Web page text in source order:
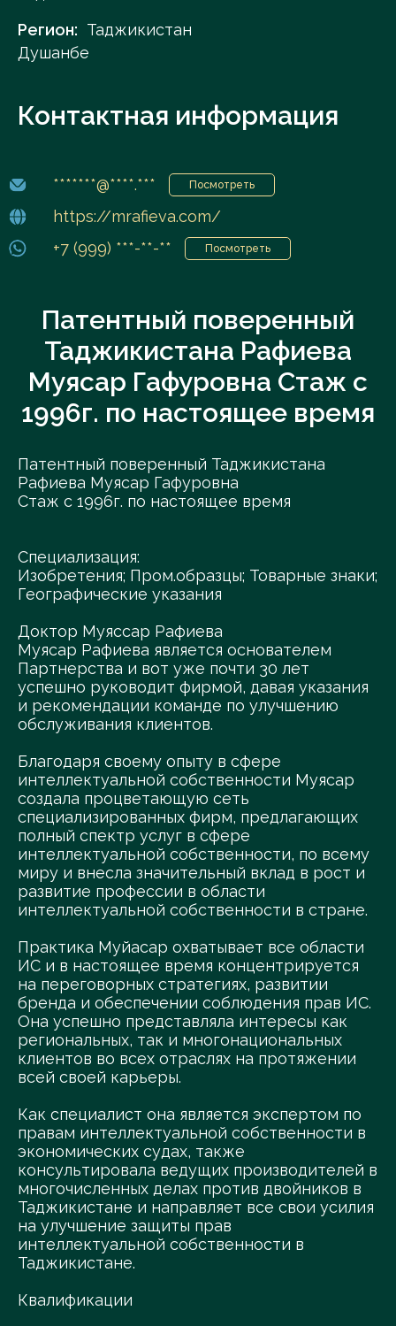
Регион: Таджикистан
Душанбе
Контактная информация
*******@****.*** Посмотреть
https://mrafieva.com/
+7 (999) ***-**-**
Посмотреть
Патентный поверенный
Таджикистана Рафиева
Муясар Гафуровна Стаж с
1996г. по настоящее время
Патентный поверенный Таджикистана
Рафиева Муясар Гафуровна
Стаж с 1996г. по настоящее время
Специализация:
Изобретения; Пром.образцы; Товарные знаки;
Географические указания
Доктор Муяссар Рафиева
Муясар Рафиева является основателем
Партнерства и вот уже почти 30 лет
успешно руководит фирмой, давая указания
и рекомендации команде по улучшению
обслуживания клиентов.
Благодаря своему опыту в сфере
интеллектуальной собственности Муясар
создала процветающую сеть
специализированных фирм, предлагающих
полный спектр услуг в сфере
интеллектуальной собственности, по всему
миру и внесла значительный вклад в рост и
развитие профессии в области
интеллектуальной собственности в стране.
Практика Муйасар охватывает все области
ИС и в настоящее время концентрируется
на переговорных стратегиях, развитии
бренда и обеспечении соблюдения прав ИС.
Она успешно представляла интересы как
региональных, так и многонациональных
клиентов во всех отраслях на протяжении
всей своей карьеры.
Как специалист она является экспертом по
правам интеллектуальной собственности в
экономических судах, также
консультировала ведущих производителей в
многочисленных делах против двойников в
Таджикистане и направляет все свои усилия
на улучшение защиты прав
интеллектуальной собственности в
Таджикистане.
Квалификации